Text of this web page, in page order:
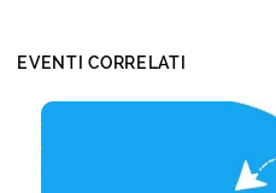
EVENTI CORRELATI